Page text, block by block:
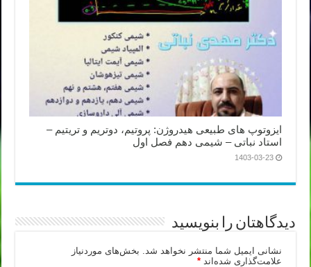
ایزوتوپ های طبیعی هیدروژن: پروتیم، دوتریم و تریتیم –
استاد نباتی – شیمی دهم فصل اول
1403-03-23
دیدگاهتان را بنویسید
نشانی ایمیل شما منتشر نخواهد شد.
بخش‌های موردنیاز
علامت‌گذاری شده‌اند*